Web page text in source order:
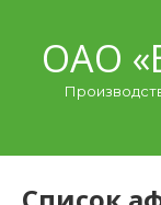
contentОАО